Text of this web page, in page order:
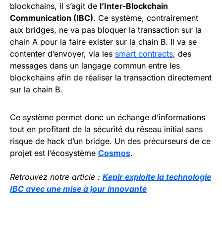
blockchains, il s’agit de l’Inter-Blockchain
Communication (IBC). Ce système, contrairement
aux bridges, ne va pas bloquer la transaction sur la
chain A pour la faire exister sur la chain B. Il va se
contenter d’envoyer, via les smart contracts, des
messages dans un langage commun entre les
blockchains afin de réaliser la transaction directement
sur la chain B.
Ce système permet donc un échange d’informations
tout en profitant de la sécurité du réseau initial sans
risque de hack d’un bridge. Un des précurseurs de ce
projet est l’écosystème Cosmos.
Retrouvez notre article : Keplr exploite la technologie
IBC avec une mise à jour innovante